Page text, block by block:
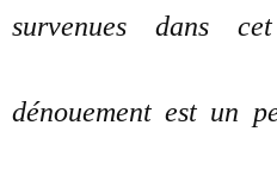
survenues dans
dénouement est un